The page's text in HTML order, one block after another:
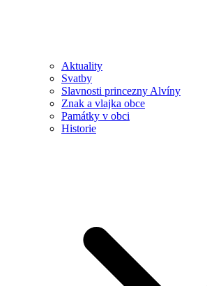
Aktuality
Svatby
Slavnosti princezny Alvíny
Znak a vlajka obce
Památky v obci
Historie